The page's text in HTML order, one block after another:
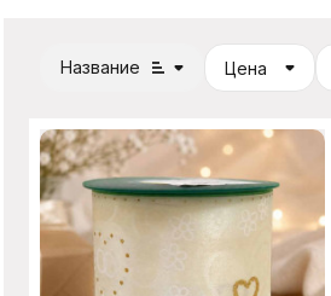
Название Цена